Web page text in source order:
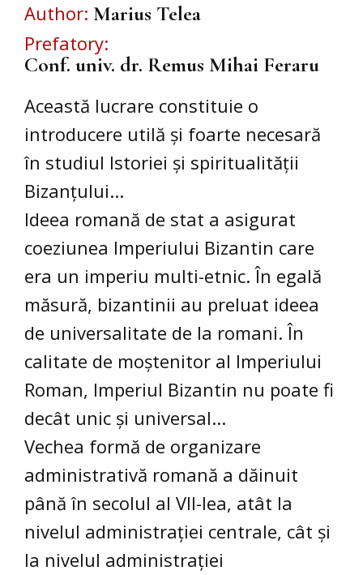
Author Marius Telea
Prefatory
Conf. univ. dr. Remus Mihai Feraru
Această lucrare constituie o
introducere utilă și foarte necesară
în studiul Istoriei și spiritualității
Bizanțului...
Ideea romană de stat a asigurat
coeziunea Imperiului Bizantin care
era un imperiu multi-etnic. În egală
măsură, bizantinii au preluat ideea
de universalitate de la romani. În
calitate de moștenitor al Imperiului
Roman, Imperiul Bizantin nu poate fi
decât unic și universal...
Vechea formă de organizare
administrativă romană a dăinuit
până în secolul al VII-lea, atât la
nivelul administrației centrale, cât și
la nivelul administrației